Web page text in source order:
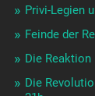
Privi-Legien
Feinde der
Die
Die